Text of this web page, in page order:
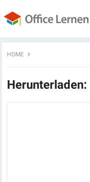
HOME